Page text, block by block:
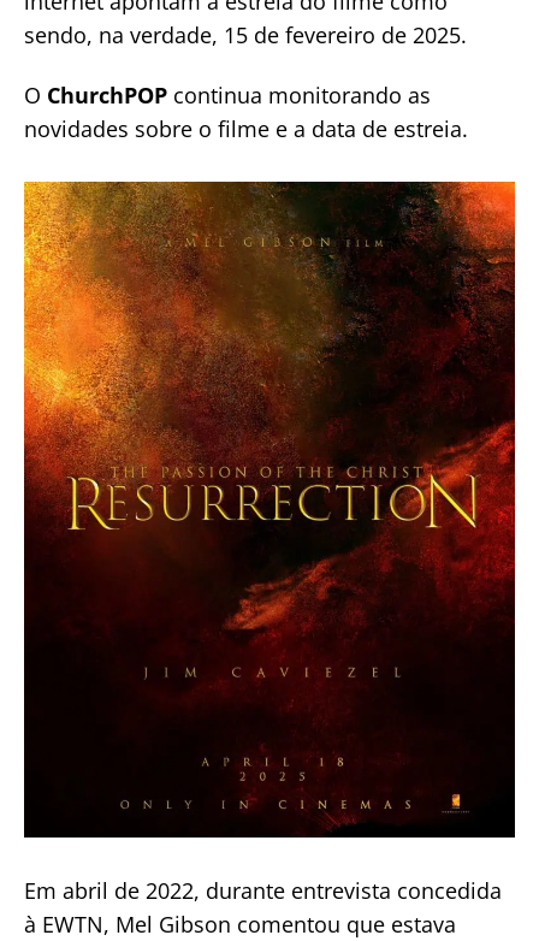
sendo, na verdade, 15 de fevereiro de 2025.
O ChurchPOP continua monitorando as
novidades sobre o filme e a data de estreia.
Em abril de 2022, durante entrevista concedida
à EWTN, Mel Gibson comentou que estava